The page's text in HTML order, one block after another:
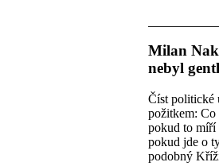
Milan
nebyl
Číst politické
požitkem: Co
pokud to míří
pokud jde o
podobný